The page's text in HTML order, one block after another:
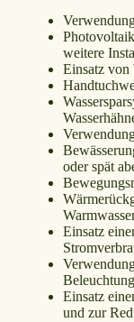
weitere
Einsatz von
oder spät
Einsatz
Einsatz
und zur